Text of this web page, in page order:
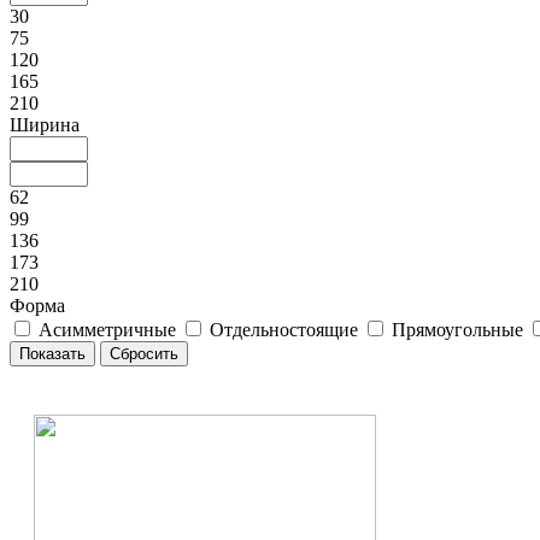
30
75
120
165
210
Ширина
62
99
136
173
210
Форма
Асимметричные
Отдельностоящие Прямоугольные